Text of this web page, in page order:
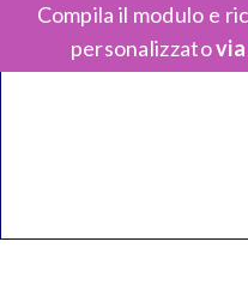
Compila il modulo e
personalizzato